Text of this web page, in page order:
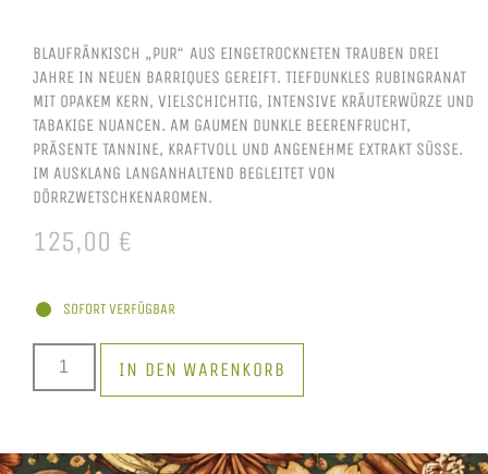
BLAUFRÄNKISCH „PUR“ AUS EINGETROCKNETEN TRAUBEN DREI
JAHRE IN NEUEN BARRIQUES GEREIFT. TIEFDUNKLES RUBINGRANAT
MIT OPAKEM KERN, VIELSCHICHTIG, INTENSIVE KRÄUTERWÜRZE UND
TABAKIGE NUANCEN. AM GAUMEN DUNKLE BEERENFRUCHT,
PRÄSENTE TANNINE, KRAFTVOLL UND ANGENEHME EXTRAKT SÜSSE. I
M AUSKLANG LANGANHALTEND BEGLEITET VON D
ÖRRZWETSCHKENAROMEN.
125,00 €
SOFORT VERFÜGBAR
IN DEN WARENKORB